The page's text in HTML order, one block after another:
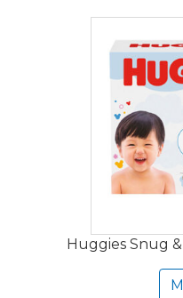
Huggies Snug